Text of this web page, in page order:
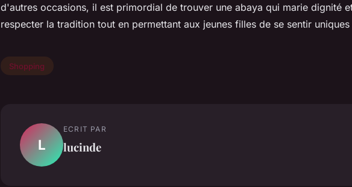
d'autres occasions, il est primordial de trouver une abaya qui marie dignité
respecter la tradition tout en permettant aux jeunes filles de se sentir uniques
Shopping
L
ECRIT PAR
lucinde